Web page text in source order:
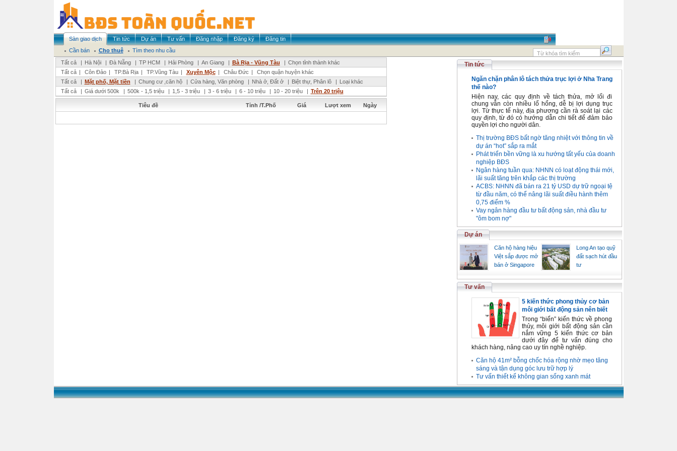
Sàn giao dịch Tin tức Dự án Tư vấn Đăng nhập Đăng ký
Đăng tin
Cần bán
Cho thuê
Tìm theo nhu cầu
Tất cả
| Hà Nội | Đà Nẵng | TP HCM | Hải Phòng | An Giang | Bà Rịa - Vũng Tàu | Chọn tỉnh thành khác
Tất cả | Côn Đảo | TP.Bà Rịa | TP.Vũng Tàu | Xuyên Mộc | Châu Đức |
Chọn quận huyện khác
Tất cả
| Mặt phố, Mặt tiền | Chung cư ,căn hộ | Cửa hàng, Văn phòng | Nhà ở, Đất ở | Biệt thự, Phân lô | Loại khác
Tất cả
| Giá dưới 500k | 500k - 1,5 triệu | 1,5 - 3 triệu | 3 - 6 triệu | 6 - 10 triệu | 10 - 20 triệu | Trên 20 triệu
Tiêu đề Tỉnh /T.Phố Giá Lượt xem Ngày
Tin tức
Ngăn chặn phân lô tách thửa trục lợi ở Nha Trang
thế nào?
Hiện nay, các quy định về tách thửa, mở lối đi
chung vẫn còn nhiều lổ hổng, dễ bị lợi dụng trục
lợi. Từ thực tế này, địa phương cần rà soát lại các
quy định, từ đó có hướng dẫn chi tiết để đảm bảo
quyền lợi cho người dân.
Thị trường BĐS bất ngờ tăng nhiệt với thông tin về
dự án “hot” sắp ra mắt
Phát triển bền vững là xu hướng tất yếu của doanh
nghiệp BĐS
Ngân hàng tuần qua: NHNN có loạt động thái mới,
lãi suất tăng trên khắp các thị trường
ACBS: NHNN đã bán ra 21 tỷ USD dự trữ ngoại tệ
từ đầu năm, có thể nâng lãi suất điều hành thêm
0,75 điểm %
Vay ngân hàng đầu tư bất động sản, nhà đầu tư
"ôm bom nợ"
Dự án
Căn hộ hàng hiệu
Việt sắp được mở
bán ở Singapore
Long An tạo quỹ
đất sạch hút đầu
tư
Tư vấn
5 kiến thức phong thủy cơ bản
môi giới bất động sản nên biết
Trong “biển” kiến thức về phong
thủy, môi giới bất động sản cần
nắm vững 5 kiến thức cơ bản
dưới đây để tư vấn đúng cho
khách hàng, nâng cao uy tín nghề nghiệp.
Căn hộ 41m² bỗng chốc hóa rộng nhờ mẹo tăng
sáng và tận dụng góc lưu trữ hợp lý
Tư vấn thiết kế không gian sống xanh mát